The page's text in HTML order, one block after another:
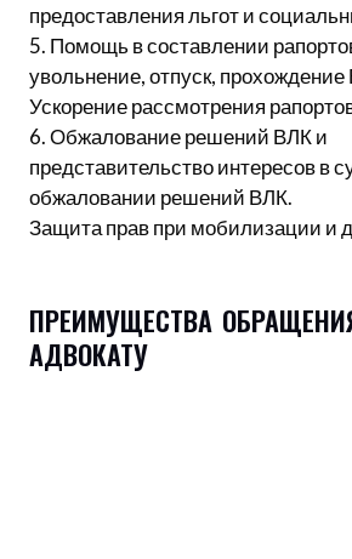
предоставления льгот и
5. Помощь в составлении
увольнение, отпуск, прохождение
Ускорение рассмотрения
6. Обжалование решений ВЛК и
представительство интересов в
обжаловании решений ВЛК.
Защита прав при мобилизации и
ПРЕИМУЩЕСТВА
АДВОКАТУ